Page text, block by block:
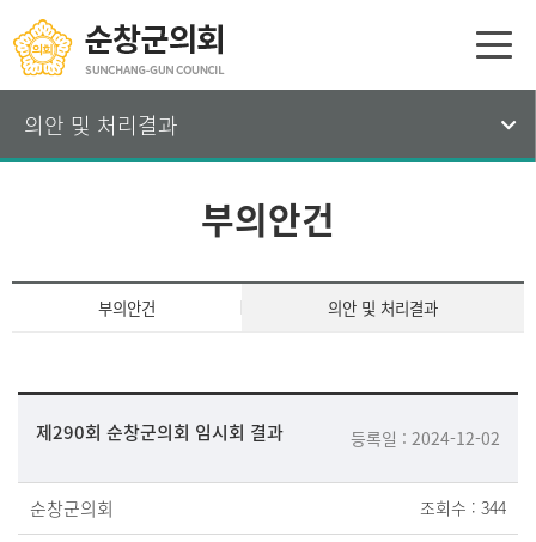
의안 및 처리결과
부의안건
부의안건 의안 및 처리결과
제290회 순창군의회 임시회 결과 등록일 : 2024-12-02
순창군의회 조회수 : 344